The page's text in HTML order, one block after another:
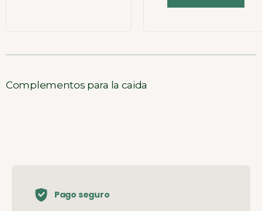
Complementos para la caida
Pago seguro